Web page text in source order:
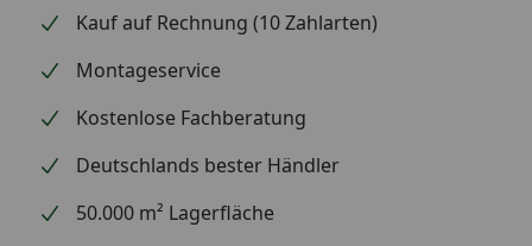
Kauf auf Rechnung (10 Zahlarten)
Montageservice
Kostenlose Fachberatung
Deutschlands bester Händler
50.000 m² Lagerfläche